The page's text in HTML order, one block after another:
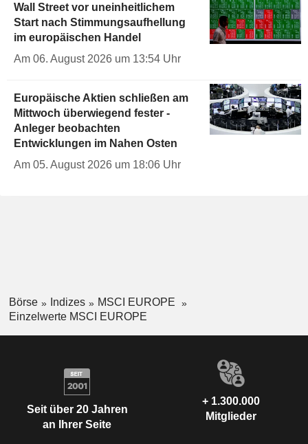
Wall Street vor uneinheitlichem
Start nach Stimmungsaufhellung
im europäischen Handel
Am 06. August 2026 um 13:54 Uhr
Europäische Aktien schließen am
Mittwoch überwiegend fester -
Anleger beobachten
Entwicklungen im Nahen Osten
Am 05. August 2026 um 18:06 Uhr
Börse Indizes
MSCI EUROPE
Einzelwerte MSCI EUROPE
Seit über 20 Jahren
an Ihrer Seite
+ 1.300.000
Mitglieder